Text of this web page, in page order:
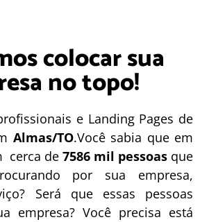
colocar sua
no topo!
e Landing Pages de
Almas/TO.Você sabia que em
cerca de 7586 mil pessoas que
por sua empresa,
Será que essas pessoas
empresa? Você precisa está